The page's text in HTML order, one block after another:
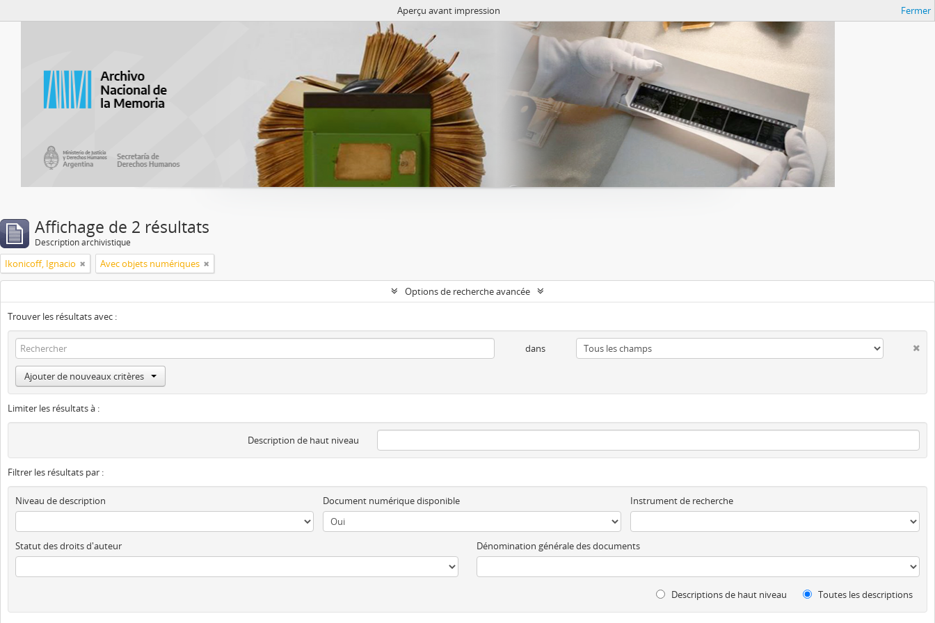
Aperçu avant impression Fermer
Affichage de 2 résultats
Description archivistique
Ikonicoff, Ignacio Avec objets numériques
Options de recherche avancée
Trouver les résultats avec :
dans
Ajouter de nouveaux critères
Limiter les résultats à :
Description de haut niveau
Filtrer les résultats par :
Niveau de description Document numérique disponible Instrument de recherche
Statut des droits d'auteur Dénomination générale des documents
Descriptions de haut niveau Toutes les descriptions